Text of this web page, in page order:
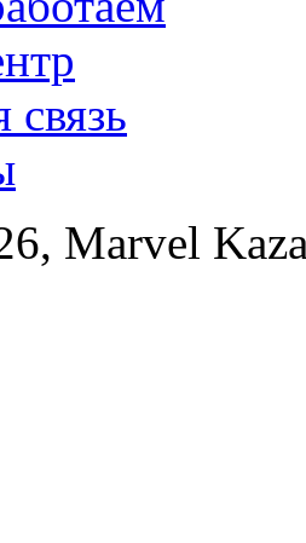
связь
Marvel